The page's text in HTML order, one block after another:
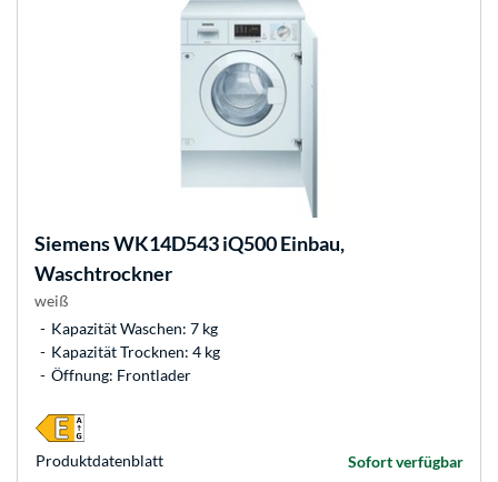
SiemensWK14D543 iQ500 Einbau,
Waschtrockner
weiß
Kapazität Waschen: 7 kg
Kapazität Trocknen: 4 kg
Öffnung: Frontlader
Sofort verfügbar
Produkt­datenblatt